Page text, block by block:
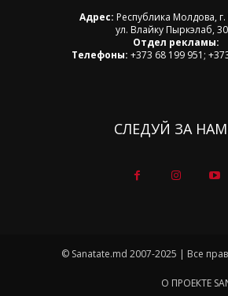
Адрес: Республика Молдова,
ул. Влайку Пыркэлаб,
Отдел рекламы:
Телефоны: +373 68 199 951;
СЛЕДУЙ ЗА
© Sanatate.md 2007-2025 | Все
О ПРОЕКТЕ